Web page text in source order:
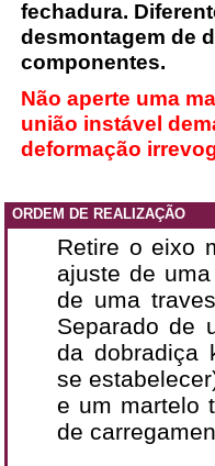
fechadura.
desmontagem de
componentes.
Não aperte uma
união instável
deformação
ORDEM DE REALIZAÇÃO
Retire o eixo
ajuste de
de uma
Separado de
da dobradiça
se
e um martelo
de